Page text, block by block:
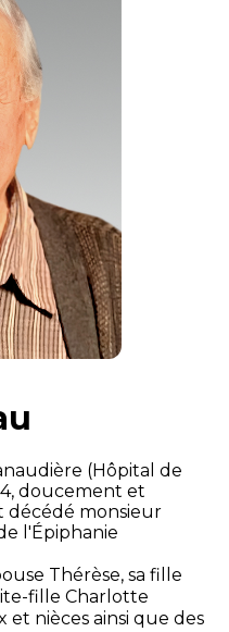
(Hôpital de
doucement et
décédé monsieur
l'Épiphanie
Thérèse, sa fille
fille Charlotte
nièces ainsi que des